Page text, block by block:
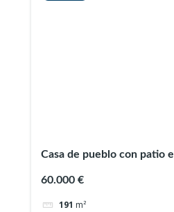
Casa de pueblo con patio
60.000 €
191 m²